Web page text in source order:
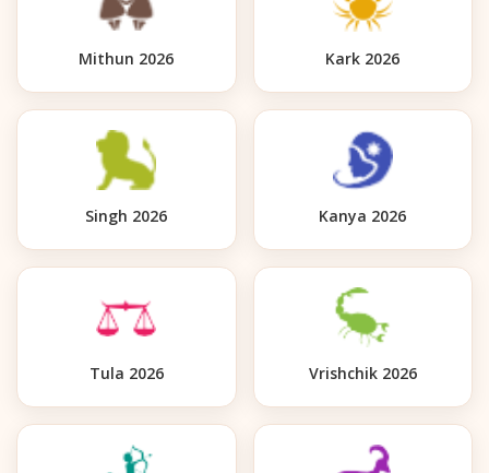
Mithun 2026 Kark 2026
Singh 2026 Kanya 2026
Tula 2026 Vrishchik 2026